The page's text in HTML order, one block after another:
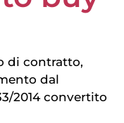
di contratto,
dal
2014 convertito